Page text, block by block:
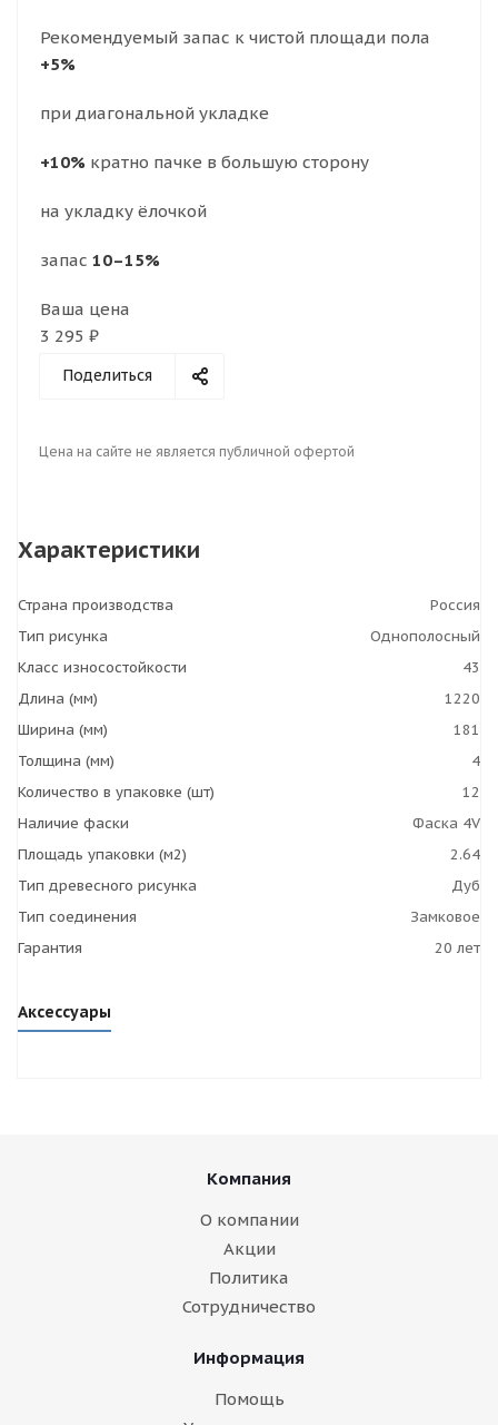
Рекомендуемый запас к чистой площади пола
+5%
при диагональной укладке
+10% кратно пачке в большую сторону
на укладку ёлочкой
запас 10–15%
Ваша цена
3 295 ₽
Поделиться
Цена на сайте не является публичной офертой
Характеристики
Страна производства
Россия
Тип рисунка
Однополосный
Класс износостойкости
43
Длина (мм)
1220
Ширина (мм)
181
Толщина (мм)
4
Количество в упаковке (шт)
12
Наличие фаски
Фаска 4V
Площадь упаковки (м2)
2.64
Тип древесного рисунка
Дуб
Тип соединения
Замковое
Гарантия
20 лет
Аксессуары
Компания
О компании
Акции
Политика
Сотрудничество
Информация
Помощь